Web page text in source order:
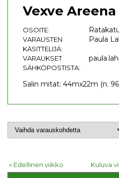
Vexve
OSOITE:
VARAUSTEN
KÄSITTELIJÄ:
Paula
VARAUKSET
SÄHKÖPOSTISTA:
Salin mitat: 44mx22m (n.
« Edellinen viikko
Kuluva